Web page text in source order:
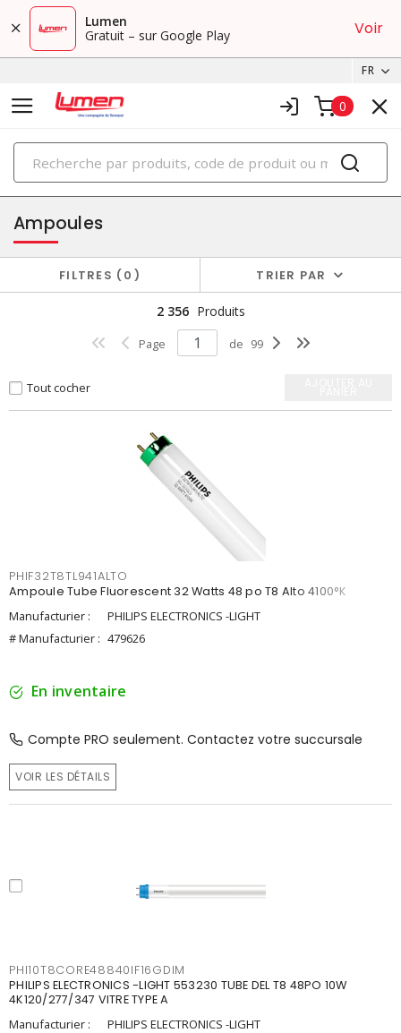
Lumen
Gratuit – sur Google Play
Voir
FR
0
PRODUITS
éclairage
Ampoules
FILTRES 0 TRIER PAR
2 356 Produits
Page de 99
Tout cocher
PHIF32T8TL941ALTO
Ampoule Tube Fluorescent 32 Watts 48 po T8 Alto 4100°K
Manufacturier :
PHILIPS ELECTRONICS -LIGHT
# Manufacturier : 479626
En inventaire
Compte PRO seulement. Contactez votre succursale
VOIR LES DÉTAILS
PHI10T8CORE48840IF16GDIM
PHILIPS ELECTRONICS -LIGHT 553230 TUBE DEL T8 48PO 10W
4K120/277/347 VITRE TYPE A
Manufacturier :
PHILIPS ELECTRONICS -LIGHT